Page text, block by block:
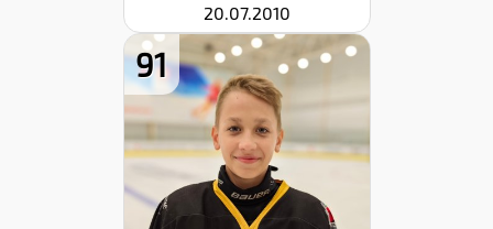
20.07.2010
91
Дата заявки:
12.12.2024